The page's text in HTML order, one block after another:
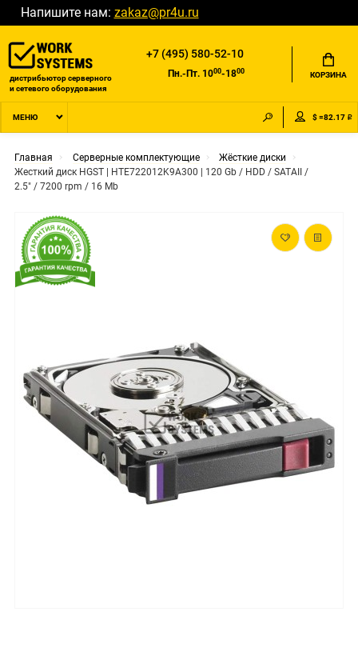
Напишите нам: zakaz@pr4u.ru
дистрибьютор серверного
и сетевого оборудования
+7 (495) 580-52-10
Пн.-Пт. 1000-1800 КОРЗИНА
МЕНЮ $ =82.17 ₽
Главная Серверные комплектующие
Жёсткие диски
Жесткий диск HGST | HTE722012K9A300 | 120 Gb / HDD / SATAII /
2.5" / 7200 rpm / 16 Mb